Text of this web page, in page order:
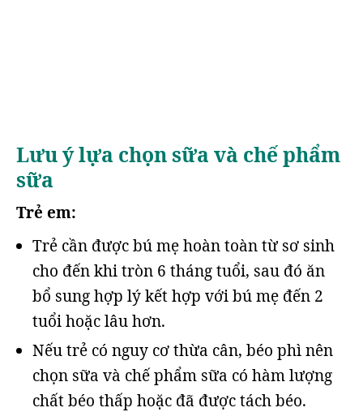
Lưu ý lựa chọn sữa và chế phẩm
sữa
Trẻ em:
Trẻ cần được bú mẹ hoàn toàn từ sơ sinh
cho đến khi tròn 6 tháng tuổi, sau đó ăn
bổ sung hợp lý kết hợp với bú mẹ đến 2
tuổi hoặc lâu hơn.
Nếu trẻ có nguy cơ thừa cân, béo phì nên
chọn sữa và chế phẩm sữa có hàm lượng
chất béo thấp hoặc đã được tách béo.